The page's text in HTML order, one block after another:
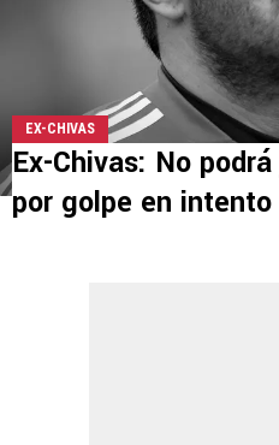
EX-CHIVAS
Ex-Chivas: No
por golpe en